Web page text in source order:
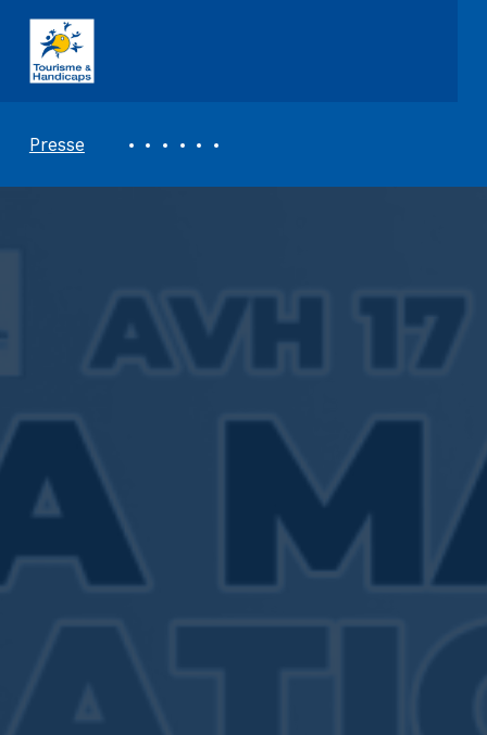
ASSOCIATION TOURISME ET HANDICAPS
Presse